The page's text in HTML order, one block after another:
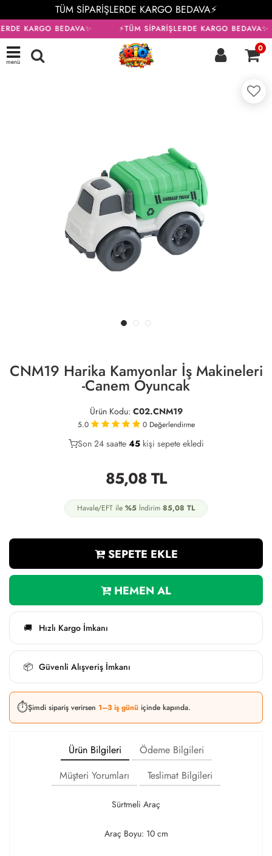
TÜM SİPARİŞLERDE KARGO BEDAVA⚡
KARGO BEDAVA✨ ⚡TÜM SİPARİŞLERDE KARGO BEDAVA✨
menü
0
CNM19 Harika Kamyonlar İş Makineleri
-Canem Oyuncak
Ürün Kodu: C02.CNM19
5.0 0 Değerlendirme
25
Son 24 saatte 45 kişi sepete ekledi
15
85,08TL
Havale/EFT ile %5 İndirim 85,08 TL
SEPETE EKLE
HEMEN AL
🚚 Hızlı Kargo İmkanı
📦 Güvenli Alışveriş İmkanı
⏱️Şimdi sipariş verirsen 1–3 iş günü içinde kapında.
Ürün Bilgileri
Ödeme Bilgileri
Müşteri Yorumları
Teslimat Bilgileri
Sürtmeli Araç
Araç Boyu: 10 cm